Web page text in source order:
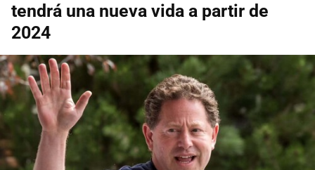
tendrá una nueva vida a partir de
2024